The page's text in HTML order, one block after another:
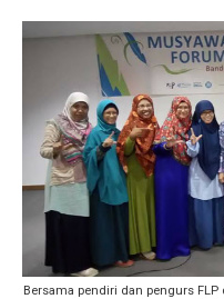
Bersama pendiri dan pengurs